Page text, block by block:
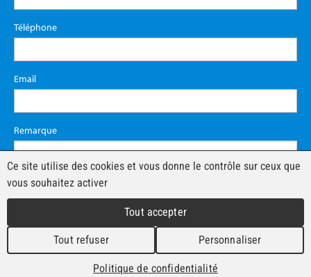
Téléphone
Email
Remarque
© àvendre.ch 2026 - Tous droits réservés -Impressum
Ce site utilise des cookies et vous donne le contrôle sur ceux que
vous souhaitez activer
Tout accepter
Tout refuser Personnaliser
Politique de confidentialité